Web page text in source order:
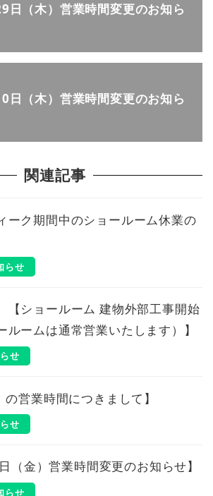
日（木）営業時間変更のお知ら
日（木）営業時間変更のお知ら
関連記事
ーク期間中のショールーム休業の
らせ
【ショールーム 建物外部工事開始
ルームは通常営業いたします）】
せ
の営業時間につきまして】
せ
（金）営業時間変更のお知らせ】
らせ